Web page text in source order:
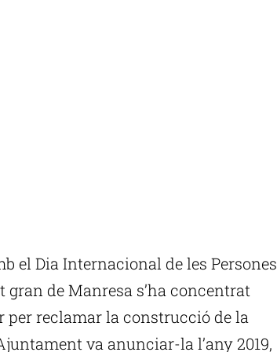
el Dia Internacional de les Persones
de Manresa s’ha concentrat
per reclamar la construcció de la
va anunciar-la l’any 2019,